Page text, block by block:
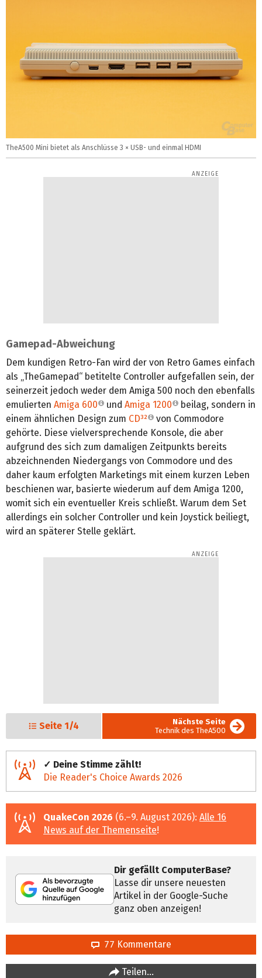
TheA500 Mini bietet als Anschlüsse 3 × USB- und einmal HDMI
Gamepad-Abweichung
Dem kundigen Retro-Fan wird der von Retro Games einfach
als „TheGamepad“ betitelte Controller aufgefallen sein, der
seinerzeit jedoch weder dem Amiga 500 noch den ebenfalls
emulierten Amiga 600 und Amiga 1200
beilag, sondern in
einem ähnlichen Design zum CD³²
von Commodore
gehörte. Diese vielversprechende Konsole, die aber
aufgrund des sich zum damaligen Zeitpunkts bereits
abzeichnenden Niedergangs von Commodore und des
daher kaum erfolgten Marketings mit einem kurzen Leben
beschienen war, basierte wiederum auf dem Amiga 1200,
womit sich ein eventueller Kreis schließt. Warum dem Set
allerdings ein solcher Controller und kein Joystick beiliegt,
wird an späterer Stelle geklärt.
Seite 1/4
Nächste Seite
Technik des TheA500
✓ Deine Stimme zählt!
Die Reader's Choice Awards 2026
QuakeCon 2026 (6.–9. August 2026): Alle 16
News auf der Themenseite!
Dir gefällt ComputerBase?
Lasse dir unsere neuesten
Artikel in der Google-Suche
ganz oben anzeigen!
77 Kommentare
Teilen…